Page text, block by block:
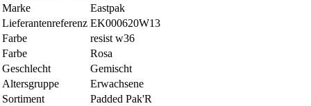
Marke
Eastpak
Lieferantenreferenz EK000620W13
Farbe
resist w36
Farbe
Rosa
Geschlecht
Gemischt
Altersgruppe
Erwachsene
Sortiment
Padded Pak'R